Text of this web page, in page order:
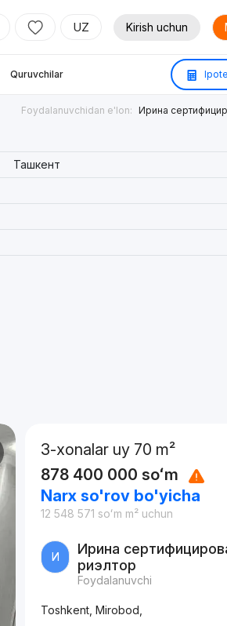
UZ Kirish uchun
Quruvchilar
Foydalanuvchidan e'lon: Ирина
Ташкент
3-xonalar uy 70 m²
878 400 000 soʻm
Narx so'rov bo'yicha
12 548 571 soʻm m² uchun
И
Ирина
риэлтор
Foydalanuvchi
Toshkent, Mirobod,